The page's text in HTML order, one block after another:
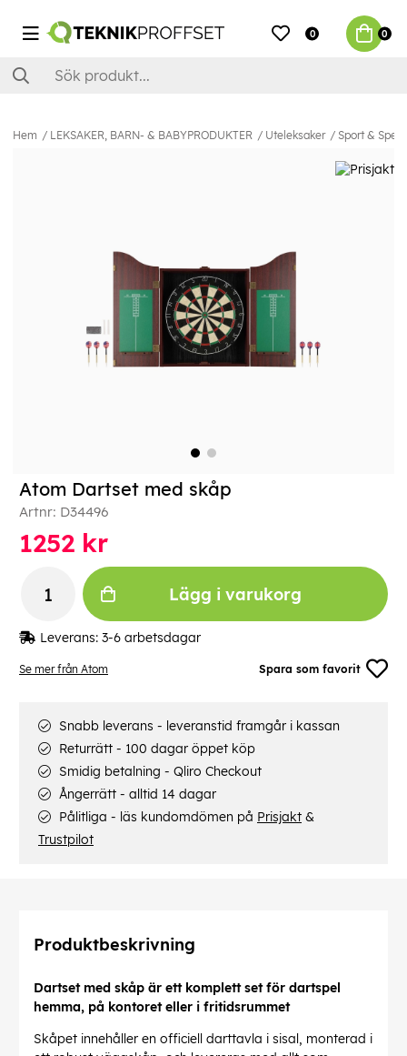
0 0
Hem LEKSAKER, BARN- & BABYPRODUKTER Uteleksaker Sport & Spel
Se mer från Atom Spara som favorit
Atom Dartset med skåp
Artnr: D34496
1252 kr
Lägg i varukorg
Leverans: 3-6 arbetsdagar
Snabb leverans - leveranstid framgår i kassan
Returrätt - 100 dagar öppet köp
Smidig betalning - Qliro Checkout
Ångerrätt - alltid 14 dagar
Pålitliga - läs kundomdömen på Prisjakt &
Trustpilot
Produktbeskrivning
Dartset med skåp är ett komplett set för dartspel
hemma, på kontoret eller i fritidsrummet
Skåpet innehåller en officiell darttavla i sisal, monterad i